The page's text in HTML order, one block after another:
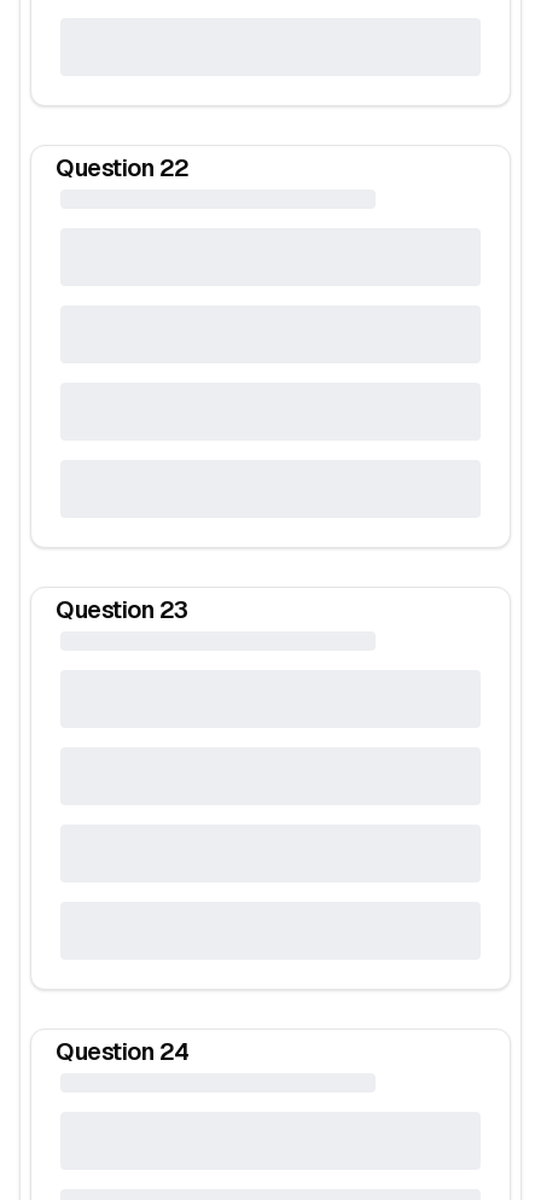
Question 22
Question 23
Question 24